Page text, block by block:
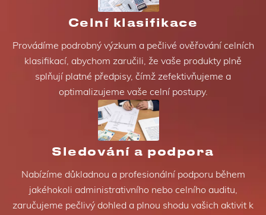
Celní klasifikace
Provádíme podrobný výzkum a pečlivé ověřování celních
klasifikací, abychom zaručili, že vaše produkty plně
splňují platné předpisy, čímž zefektivňujeme a
optimalizujeme vaše celní postupy.
Sledování a podpora
Nabízíme důkladnou a profesionální podporu během
jakéhokoli administrativního nebo celního auditu,
zaručujeme pečlivý dohled a plnou shodu vašich aktivit k